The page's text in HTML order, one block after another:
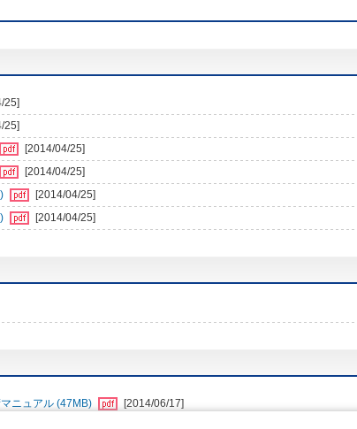
25]
25]
[2014/04/25]
[2014/04/25]
[2014/04/25]
[2014/04/25]
ニュアル (47MB) [2014/06/17]